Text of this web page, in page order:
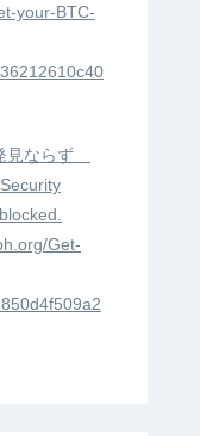
your-BTC-
見ならず
Security
Get-